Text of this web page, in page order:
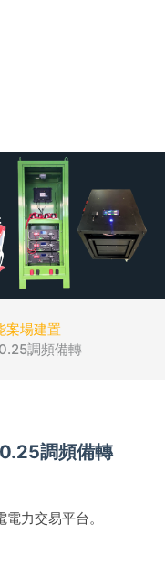
案場建置
調頻備轉
調頻備轉
力交易平台。